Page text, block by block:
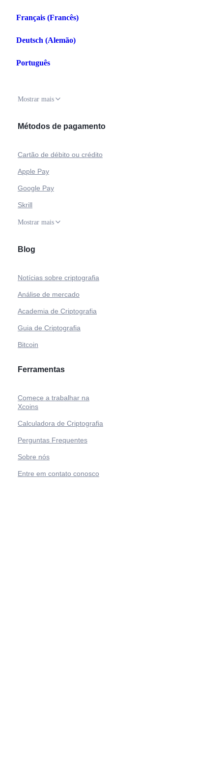
Français (Francês)
Deutsch (Alemão)
Português
Solana
Mostrar mais
Métodos de pagamento
Cartão de débito ou crédito
Apple Pay
Google Pay
Skrill
Mostrar mais
Blog
Notícias sobre criptografia
Análise de mercado
Academia de Criptografia
Guia de Criptografia
Bitcoin
Ferramentas
Comece a trabalhar na
Xcoins
Calculadora de Criptografia
Perguntas Frequentes
Sobre nós
Entre em contato conosco